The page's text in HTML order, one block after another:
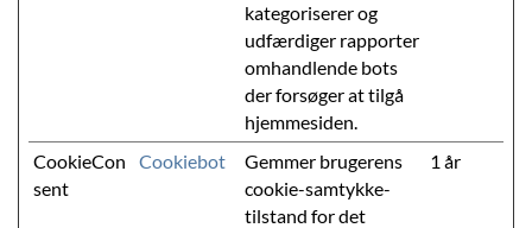
kategoriserer og
udfærdiger rapporter
omhandlende bots
der forsøger at tilgå
hjemmesiden.
CookieCon
sent
Cookiebot
Gemmer brugerens
cookie-samtykke-
tilstand for det
1 år